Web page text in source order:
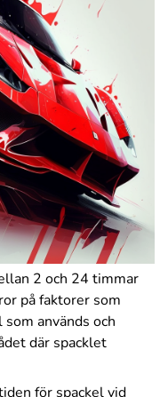
2 och 24 timmar
på faktorer som
används och
där spacklet
för spackel vid